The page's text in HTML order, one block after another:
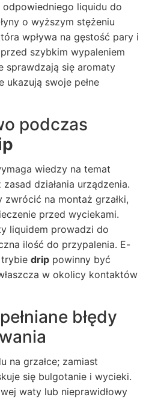
liquidu do
o wyższym stężeniu
wpływa na gęstość pary i
szybkim wypaleniem
sprawdzają się aromaty
ukazują swoje pełne
podczas
wiedzy na temat
działania urządzenia.
zwrócić na montaż grzałki,
przed wyciekami.
liquidem prowadzi do
ilość do przypalenia. E-
drip powinny być
w okolicy kontaktów
błędy
na grzałce; zamiast
się bulgotanie i wycieki.
waty lub nieprawidłowy